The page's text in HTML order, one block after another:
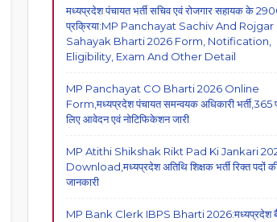
मध्यप्रदेश पंचायत भर्ती सचिव एवं रोजगार सहायक के
प्रक्रिया:MP Panchayat Sachiv And Rojgar
Sahayak Bharti 2026 Form, Notification,
Eligibility, Exam And Other Detail
MP Panchayat CO Bharti 2026 Online
Form,मध्यप्रदेश पंचायत समन्वयक अधिकारी भर्ती,365
लिए आवेदन एवं नोटिफिकेशन जारी
MP Atithi Shikshak Rikt Pad Ki Jankari
Download,मध्यप्रदेश अतिथि शिक्षक भर्ती रिक्त पदों
जानकारी
MP Bank Clerk IBPS Bharti 2026:मध्यप्रदेश